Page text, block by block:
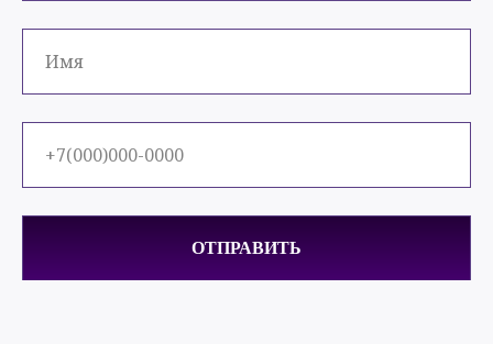
ОТПРАВИТЬ